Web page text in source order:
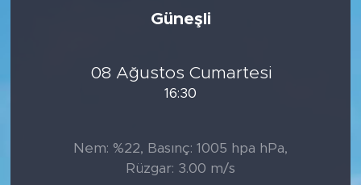
Güneşli
08 Ağustos Cumartesi
16:30
Nem: %22, Basınç: 1005 hpa hPa,
Rüzgar: 3.00 m/s
DİNİ